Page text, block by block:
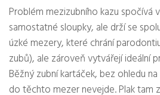
Problém mezizubního kazu spočívá
samostatné sloupky, ale drží se
úzké mezery, které chrání
zubů), ale zároveň vytvářejí ideální
Běžný zubní kartáček, bez ohledu
do těchto mezer nevejde. Plak tam